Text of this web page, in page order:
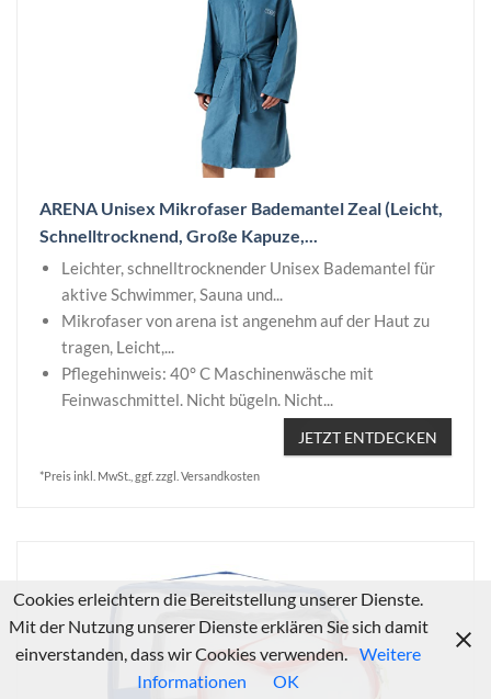
ARENA Unisex Mikrofaser Bademantel Zeal (Leicht,
Schnelltrocknend, Große Kapuze,...
Leichter, schnelltrocknender Unisex Bademantel für
aktive Schwimmer, Sauna und...
Mikrofaser von arena ist angenehm auf der Haut zu
tragen, Leicht,...
Pflegehinweis: 40° C Maschinenwäsche mit
Feinwaschmittel. Nicht bügeln. Nicht...
JETZT ENTDECKEN
*Preis inkl. MwSt., ggf. zzgl. Versandkosten
Cookies erleichtern die Bereitstellung unserer Dienste.
Mit der Nutzung unserer Dienste erklären Sie sich damit
einverstanden, dass wir Cookies verwenden. Weitere
Informationen
OK